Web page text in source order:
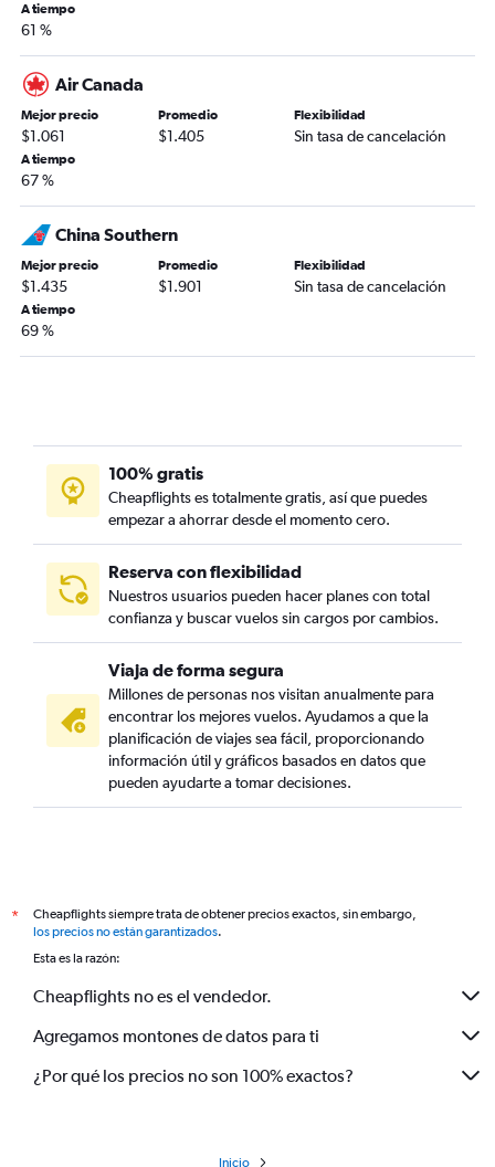
A tiempo
61 %
Air Canada
Mejor precio
$1.061
Promedio
$1.405
Flexibilidad
Sin tasa de cancelación
A tiempo
67 %
China Southern
Mejor precio
$1.435
Promedio
$1.901
Flexibilidad
Sin tasa de cancelación
A tiempo
69 %
100% gratis
Cheapflights es totalmente gratis, así que puedes
empezar a ahorrar desde el momento cero.
Reserva con flexibilidad
Nuestros usuarios pueden hacer planes con total
confianza y buscar vuelos sin cargos por cambios.
Viaja de forma segura
Millones de personas nos visitan anualmente para
encontrar los mejores vuelos. Ayudamos a que la
planificación de viajes sea fácil, proporcionando
información útil y gráficos basados en datos que
pueden ayudarte a tomar decisiones.
*
Cheapflights siempre trata de obtener precios exactos, sin embargo,
los precios no están garantizados.
Esta es la razón:
Cheapflights no es el vendedor.
Agregamos montones de datos para ti
¿Por qué los precios no son 100% exactos?
Inicio